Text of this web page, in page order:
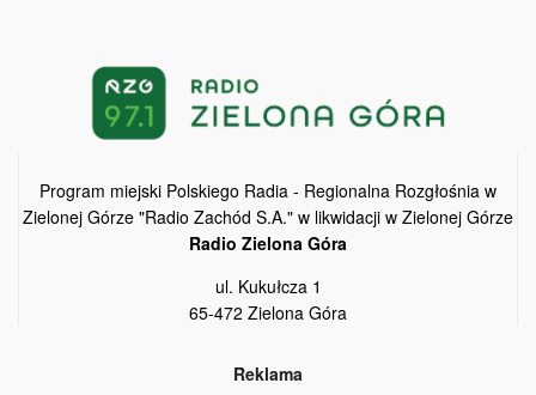
Program miejski Polskiego Radia - Regionalna Rozgłośnia w
Zielonej Górze "Radio Zachód S.A." w likwidacji w Zielonej Górze
Radio Zielona Góra
ul. Kukułcza 1
65-472 Zielona Góra
Reklama